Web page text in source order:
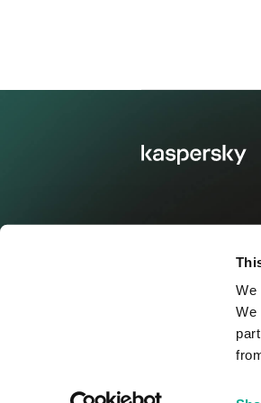
We
We
© 2026 AO Kaspersky